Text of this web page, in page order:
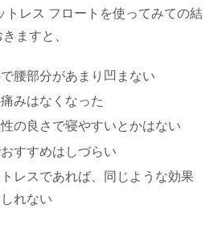
トレス フロートを使ってみての結
ますと、
腰部分があまり凹まない
みはなくなった
の良さで寝やすいとかはない
すすめはしづらい
レスであれば、同じような効果
れない